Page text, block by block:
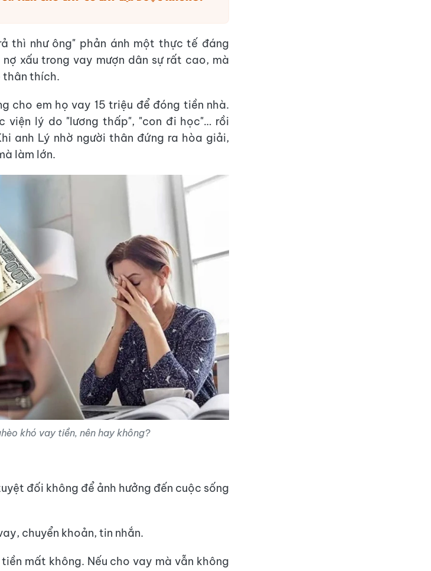
thì như ông" phản ánh một thực tế đáng
xấu trong vay mượn dân sự rất cao, mà
thân thích.
cho em họ vay 15 triệu để đóng tiền nhà.
viện lý do "lương thấp", "con đi học"… rồi
anh Lý nhờ người thân đứng ra hòa giải,
làm lớn.
khó vay tiền, nên hay không?
đối không để ảnh hưởng đến cuộc sống
chuyển khoản, tin nhắn.
mất không. Nếu cho vay mà vẫn không